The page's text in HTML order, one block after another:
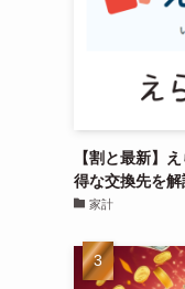
【割と最新】
得な交換先を
家計